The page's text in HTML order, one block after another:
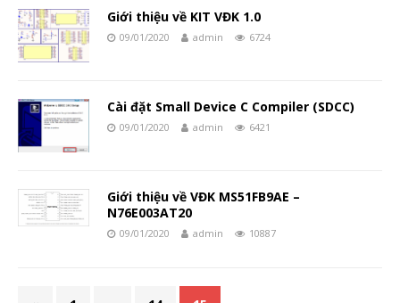
Giới thiệu về KIT VĐK 1.0
09/01/2020 admin 6724
Cài đặt Small Device C Compiler (SDCC)
09/01/2020 admin 6421
Giới thiệu về VĐK MS51FB9AE –
N76E003AT20
09/01/2020 admin 10887